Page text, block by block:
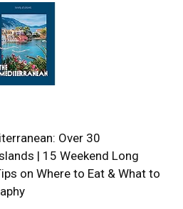
Over 30
| 15 Weekend Long
on Where to Eat & What to